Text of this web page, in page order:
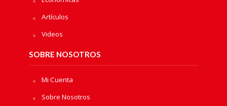
Artículos
Videos
SOBRE NOSOTROS
Mi Cuenta
Sobre Nosotros